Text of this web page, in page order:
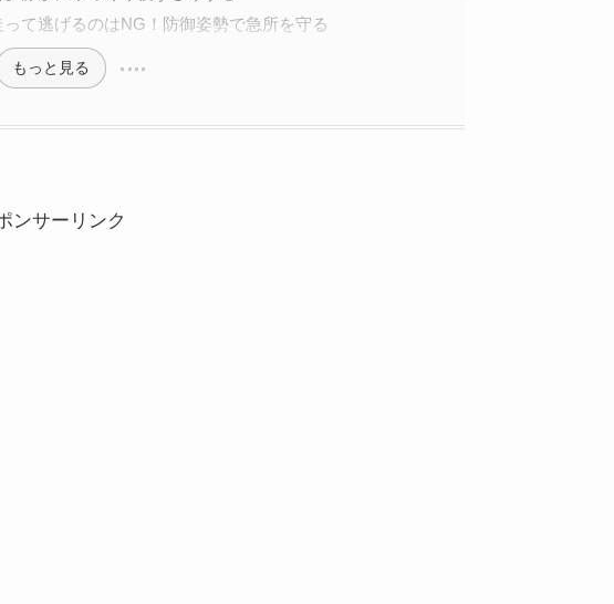
て逃げるのはNG！防御姿勢で急所を守る
もっと見る
ンサーリンク